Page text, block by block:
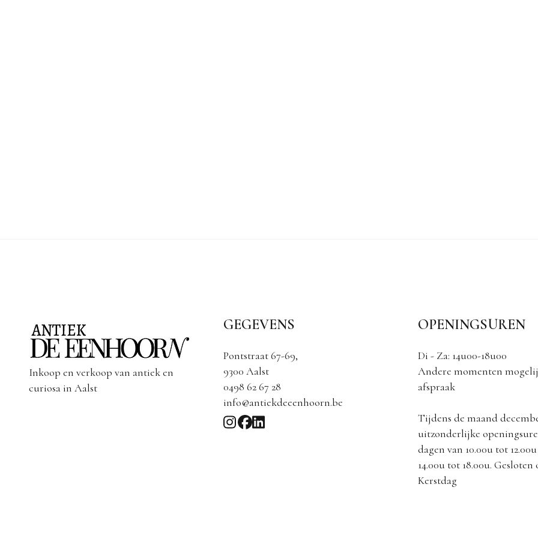
Inkoop en verkoop van antiek en
curiosa in Aalst
GEGEVENS
Pontstraat 67-69,
9300 Aalst
0498 62 67 28
info@antiekdeeenhoorn.be
OPENINGSUREN
Di - Za: 14u00-18u00
Andere momenten
afspraak
Tijdens de maand
uitzonderlijke
dagen van 10.00u tot
14.00u tot 18.00u. Gesloten
Kerstdag